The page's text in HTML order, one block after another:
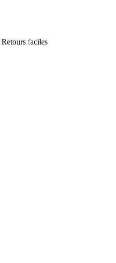
Retours faciles